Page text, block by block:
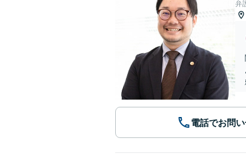
弁
電話でお問